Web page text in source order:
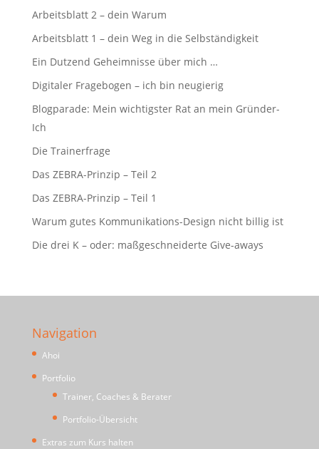
Arbeitsblatt 2 – dein Warum
Arbeitsblatt 1 – dein Weg in die Selbständigkeit
Ein Dutzend Geheimnisse über mich …
Digitaler Fragebogen – ich bin neugierig
Blogparade: Mein wichtigster Rat an mein Gründer-
Ich
Die Trainerfrage
Das ZEBRA-Prinzip – Teil 2
Das ZEBRA-Prinzip – Teil 1
Warum gutes Kommunikations-Design nicht billig ist
Die drei K – oder: maßgeschneiderte Give-aways
Navigation
Ahoi
Portfolio
Trainer, Coaches & Berater
Portfolio-Übersicht
Extras zum Kurs halten